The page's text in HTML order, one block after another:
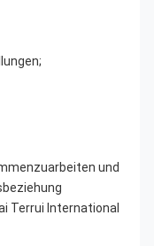
und
Terrui International